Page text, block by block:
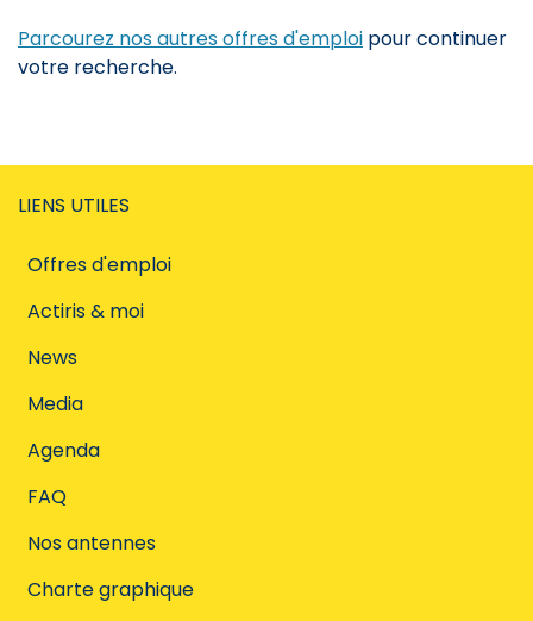
Parcourez nos autres offres d'emploi pour continuer
votre recherche.
LIENS UTILES
Offres d'emploi
Actiris & moi
News
Media
Agenda
FAQ
Nos antennes
Charte graphique